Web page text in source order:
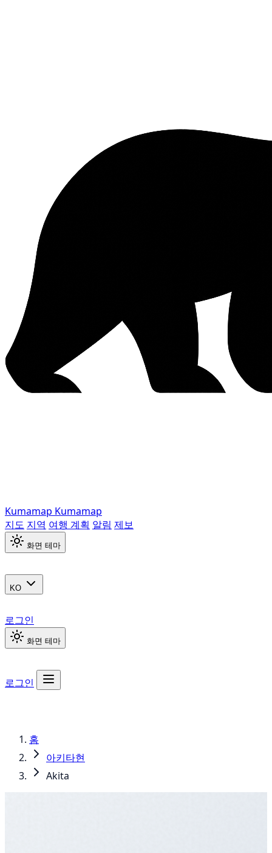
Kumamap Kumamap
지도 지역 여행 계획 알림 제보
화면 테마
KO
로그인
화면 테마
로그인
홈
아키타현
Akita